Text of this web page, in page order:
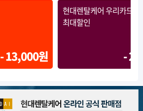
- 13,000원
현대렌탈케어 우리카드Ⅱ
최대할인
-